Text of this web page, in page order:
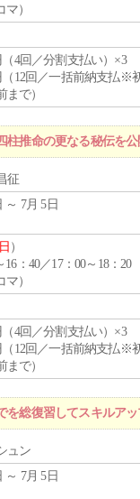
マ）
（4回／分割支払い）×3
（12回／一括前納支払※
まで）
推命の更なる秘伝を
征
～ 7月 5日
日 ）
16：40／17：00～18：20
マ）
（4回／分割支払い）×3
（12回／一括前納支払※
まで）
を総復習してスキルア
ュン
～ 7月 5日